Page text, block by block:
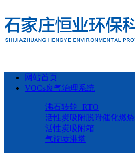
网站首页
VOCs废气治理系统
沸石转轮+RTO
活性炭吸附脱附催化燃烧
活性炭吸附箱
气旋喷淋塔